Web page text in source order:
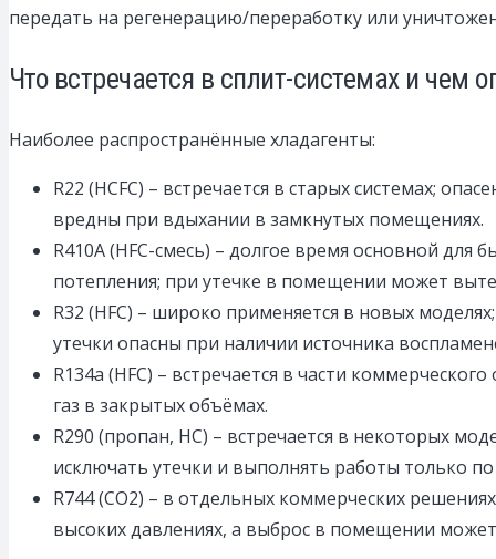
передать на регенерацию/переработку или
Что встречается в сплит-системах и чем
Наиболее распространённые хладагенты:
R22 (HCFC) – встречается в старых системах;
вредны при вдыхании в замкнутых помещениях.
R410A (HFC-смесь) – долгое время основной
потепления; при утечке в помещении может
R32 (HFC) – широко применяется в новых
утечки опасны при наличии источника
R134a (HFC) – встречается в части
газ в закрытых объёмах.
R290 (пропан, HC) – встречается в некоторых
исключать утечки и выполнять работы только
R744 (CO2) – в отдельных коммерческих
высоких давлениях, а выброс в помещении